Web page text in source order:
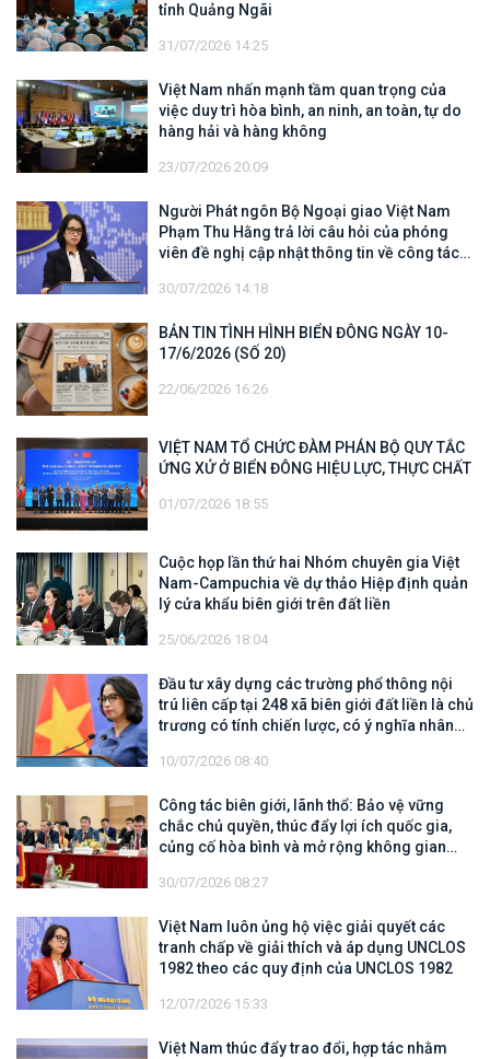
tỉnh Quảng Ngãi
31/07/2026 14:25
Việt Nam nhấn mạnh tầm quan trọng của
việc duy trì hòa bình, an ninh, an toàn, tự do
hàng hải và hàng không
23/07/2026 20:09
Người Phát ngôn Bộ Ngoại giao Việt Nam
Phạm Thu Hằng trả lời câu hỏi của phóng
viên đề nghị cập nhật thông tin về công tác
trên tàu Khôi Nguyên 18
30/07/2026 14:18
BẢN TIN TÌNH HÌNH BIỂN ĐÔNG NGÀY 10-
17/6/2026 (SỐ 20)
22/06/2026 16:26
VIỆT NAM TỔ CHỨC ĐÀM PHÁN BỘ QUY TẮC
ỨNG XỬ Ở BIỂN ĐÔNG HIỆU LỰC, THỰC CHẤT
01/07/2026 18:55
Cuộc họp lần thứ hai Nhóm chuyên gia Việt
Nam-Campuchia về dự thảo Hiệp định quản
lý cửa khẩu biên giới trên đất liền
25/06/2026 18:04
Đầu tư xây dựng các trường phổ thông nội
trú liên cấp tại 248 xã biên giới đất liền là chủ
trương có tính chiến lược, có ý nghĩa nhân
10/07/2026 08:40
Công tác biên giới, lãnh thổ: Bảo vệ vững
chắc chủ quyền, thúc đẩy lợi ích quốc gia,
củng cố hòa bình và mở rộng không gian
30/07/2026 08:27
Việt Nam luôn ủng hộ việc giải quyết các
tranh chấp về giải thích và áp dụng UNCLOS
1982 theo các quy định của UNCLOS 1982
12/07/2026 15:33
Việt Nam thúc đẩy trao đổi, hợp tác nhằm